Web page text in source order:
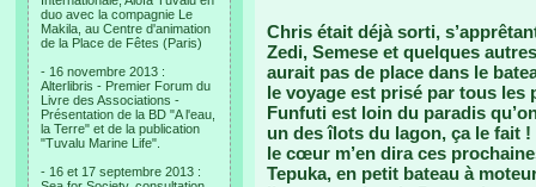
duo avec la compagnie Le
Makila, au Centre d'animation
de la Place de Fêtes (Paris)
- 16 novembre 2013 :
Alterlibris - Premier Forum du
Livre des Associations -
Présentation de la BD "A l'eau,
la Terre" et de la publication
"Tuvalu Marine Life".
- 16 et 17 septembre 2013 :
Chris était déjà sorti,
Zedi, Semese et quelques
aurait pas de place dans le
le voyage est prisé par tous les
Funfuti est loin du paradis
un des îlots du lagon, ça le fait !
le cœur m’en dira ces
Tepuka, en petit bateau à